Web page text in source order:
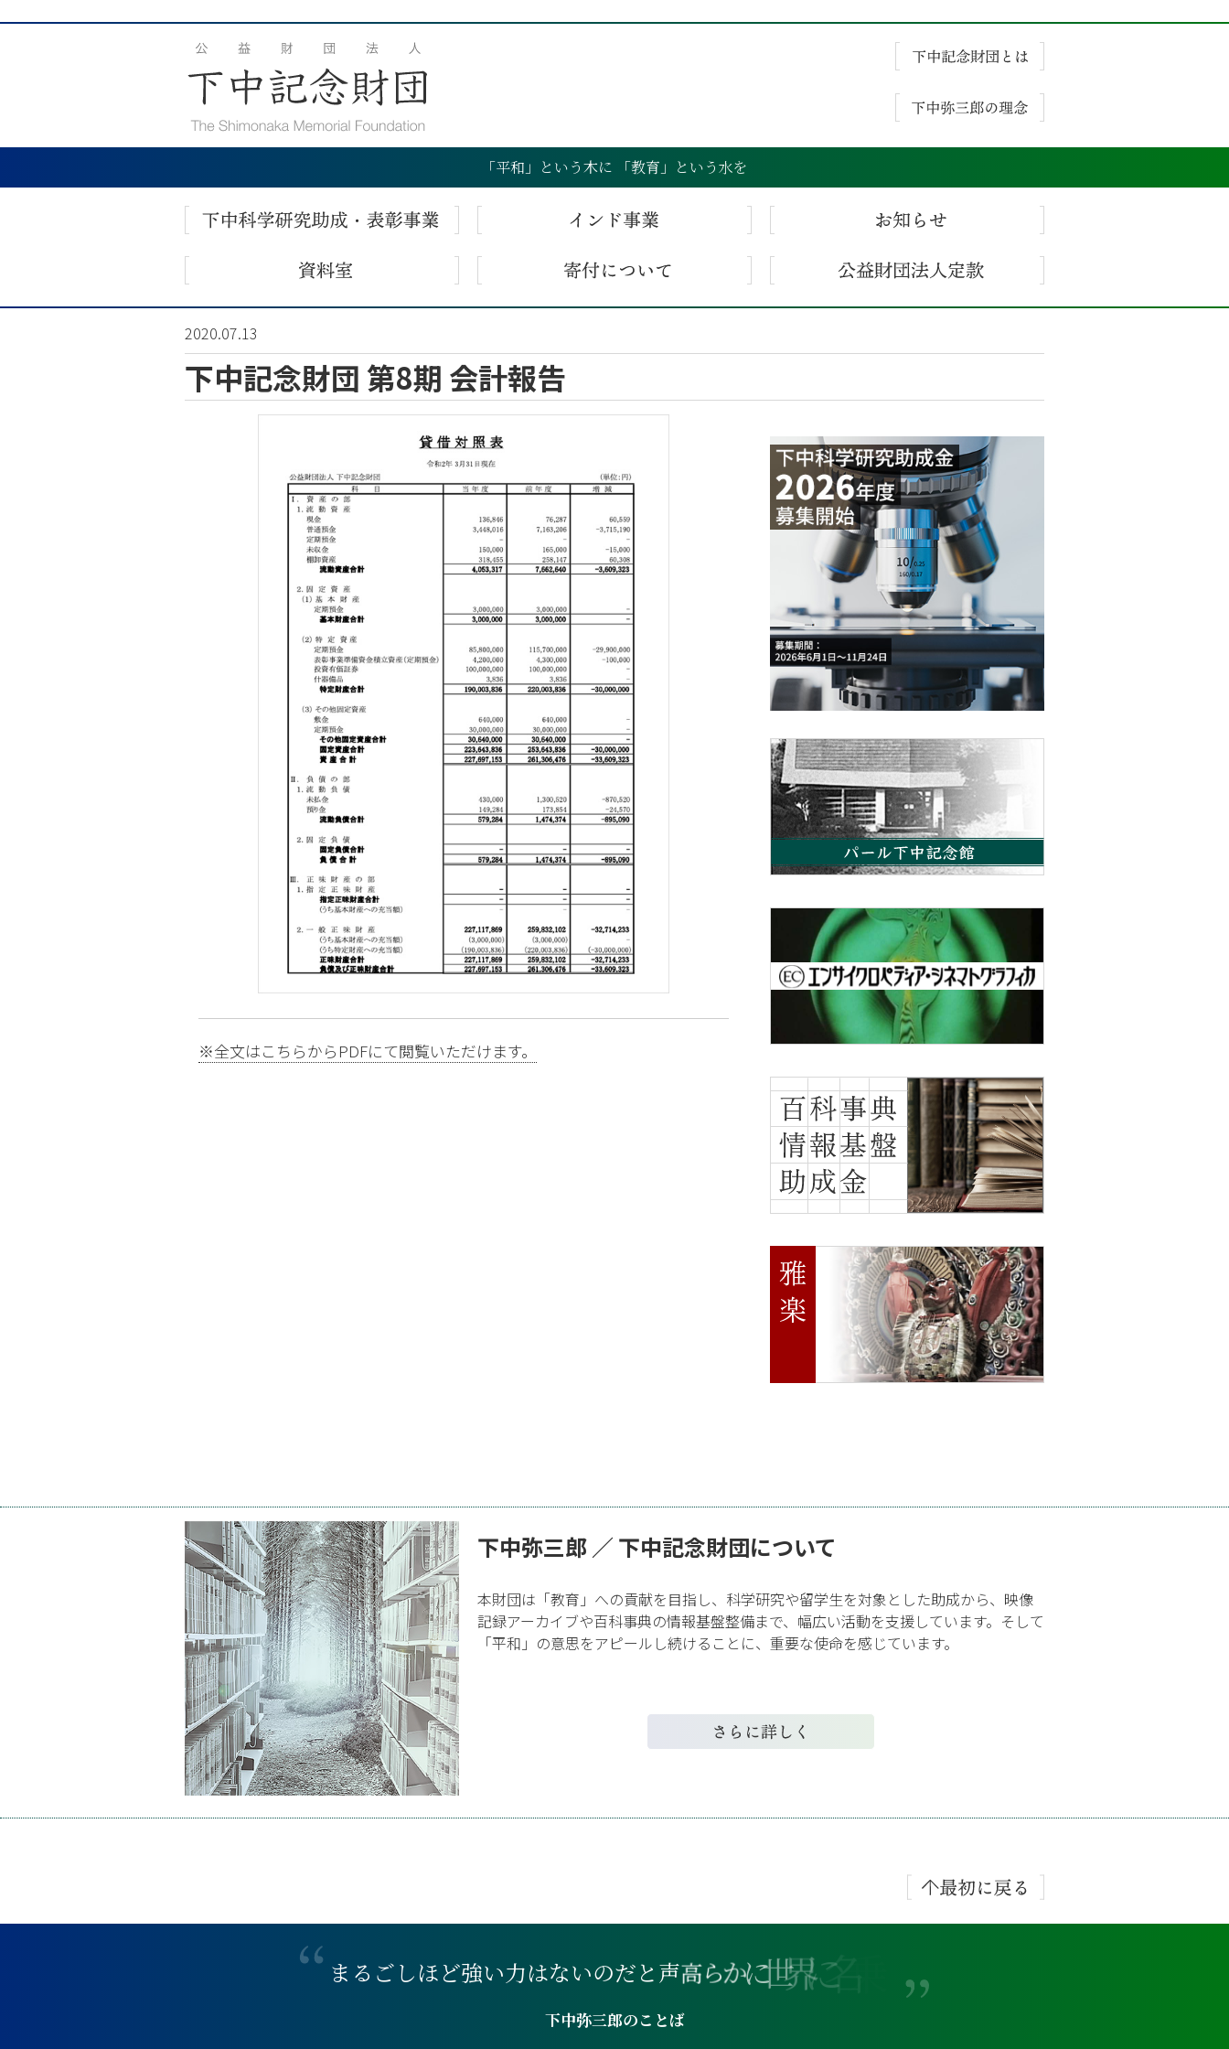
「平和」という木に 「教育」という水を
2020.07.13
下中記念財団 第8期 会計報告
※全文はこちらからPDFにて閲覧いただけます。
下中弥三郎 ／ 下中記念財団について
本財団は「教育」への貢献を目指し、科学研究や留学生を対象とした助成から、映像
記録アーカイブや百科事典の情報基盤整備まで、幅広い活動を支援しています。そして
「平和」の意思をアピールし続けることに、重要な使命を感じています。
ま る ごしほど強い力はないのだと声高らかに世界に名
下中弥三郎のことば